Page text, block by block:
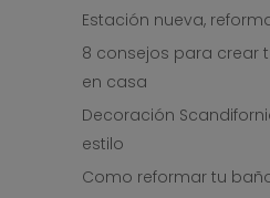
Estación nueva,
8 consejos para crear
en casa
Decoración
estilo
Como reformar tu